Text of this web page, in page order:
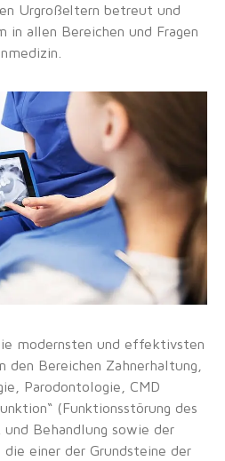
Urgroßeltern betreut und
in allen Bereichen und Fragen
modernsten und effektivsten
den Bereichen Zahnerhaltung,
Parodontologie, CMD
(Funktionsstörung des
Behandlung sowie der
einer der Grundsteine der